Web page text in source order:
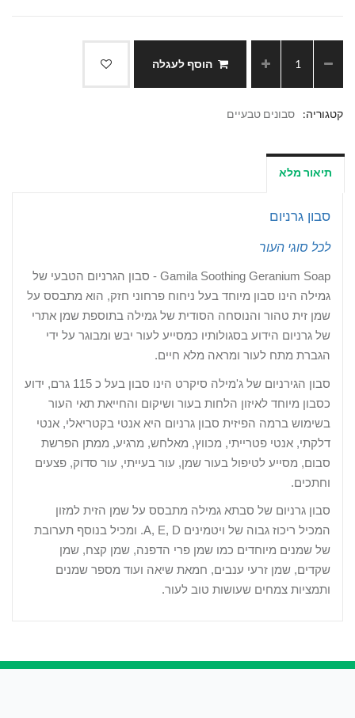
הוסף לעגלה
קטגוריה: סבונים טבעיים
תיאור מלא
סבון גרניום
לכל סוגי העור
Gamila Soothing Geranium Soap - סבון הגרניום הטבעי של
גמילה הינו סבון מיוחד בעל ניחוח פרחוני חזק, הוא מתבסס על
שמן זית טהור והנוסחה הסודית של גמילה בתוספת שמן אתרי
של גרניום הידוע בסגולותיו כמסייע לעור יבש ומבוגר על ידי
הגברת מתח לעור ומראה מלא חיים.
סבון הגירניום של ג'מילה סיקרט הינו סבון בעל כ 115 גרם, ידוע
כסבון מיוחד לאיזון הלחות בעור ושיקום והחייאת תאי העור
בשימוש ברמה הפיזית סבון גרניום היא אנטי בקטריאלי, אנטי
דלקתי, אנטי פטרייתי, מכווץ, מאלחש, מרגיע, ממתן הפרשת
סבום, מסייע לטיפול בעור שמן, עור בעייתי, עור סדוק, פצעים
וחתכים.
סבון גרניום של סבתא גמילה מתבסס על שמן הזית למזון
המכיל ריכוז גבוה של ויטמינים A, E, D. ומכיל בנוסף תערובת
של שמנים מיוחדים כמו שמן פרי הדפנה, שמן קצח, שמן
שקדים, שמן זרעי ענבים, חמאת שיאה ועוד מספר שמנים
ותמציות צמחים שעושות טוב לעור.